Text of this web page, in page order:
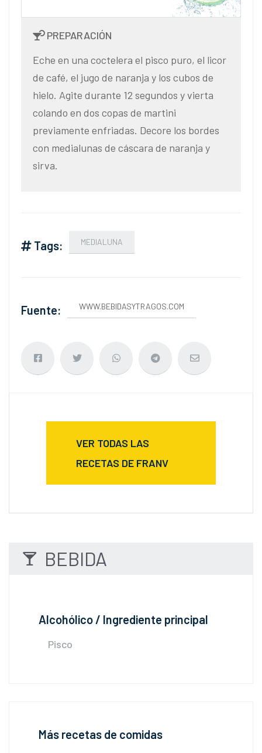
PREPARACIÓN
Eche en una coctelera el pisco puro, el licor
de café, el jugo de naranja y los cubos de
hielo. Agite durante 12 segundos y vierta
colando en dos copas de martini
previamente enfriadas. Decore los bordes
con medialunas de cáscara de naranja y
sirva.
Tags: MEDIALUNA
Fuente: WWW.BEBIDASYTRAGOS.COM
VER TODAS LAS
RECETAS DE FRANV
BEBIDA
Alcohólico / Ingrediente principal
Pisco
Más recetas de comidas